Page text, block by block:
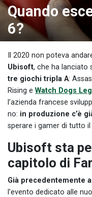
Quando
6?
Il 2020 non poteva
Ubisoft, che ha lanciato
tre giochi tripla A:
Rising e Watch Dogs
l’azienda francese
no: in produzione c’è
sperare i gamer di tutto
Ubisoft sta
capitolo di
Già precedentemente
l’evento dedicato alle